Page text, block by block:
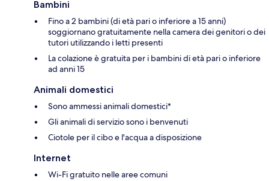
Bambini
Fino a 2 bambini (di età pari o inferiore a 15 anni)
soggiornano gratuitamente nella camera dei genitori o dei
tutori utilizzando i letti presenti
La colazione è gratuita per i bambini di età pari o inferiore
ad anni 15
Animali domestici
Sono ammessi animali domestici*
Gli animali di servizio sono i benvenuti
Ciotole per il cibo e l'acqua a disposizione
Internet
Wi-Fi gratuito nelle aree comuni